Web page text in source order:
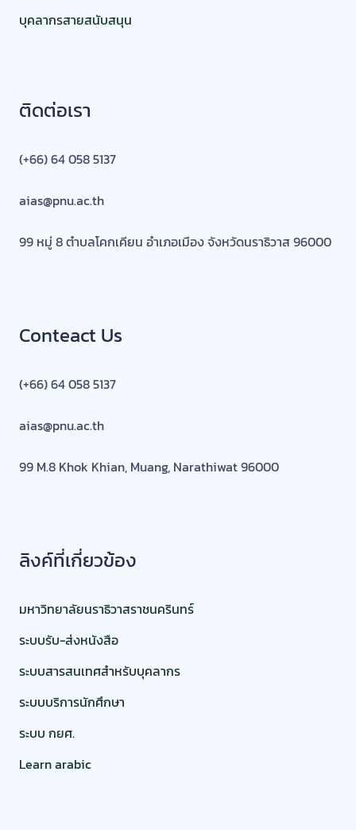
บุคลากรสายสนับสนุน
ติดต่อเรา
(+66) 64 058 5137
aias@pnu.ac.th
99 หมู่ 8 ตำบลโคกเคียน อำเภอเมือง จังหวัดนราธิวาส 96000
Conteact Us
(+66) 64 058 5137
aias@pnu.ac.th
99 M.8 Khok Khian, Muang, Narathiwat 96000
ลิงค์ที่เกี่ยวข้อง
มหาวิทยาลัยนราธิวาสราชนครินทร์
ระบบรับ-ส่งหนังสือ
ระบบสารสนเทศสำหรับบุคลากร
ระบบบริการนักศึกษา
ระบบ กยศ.
Learn arabic